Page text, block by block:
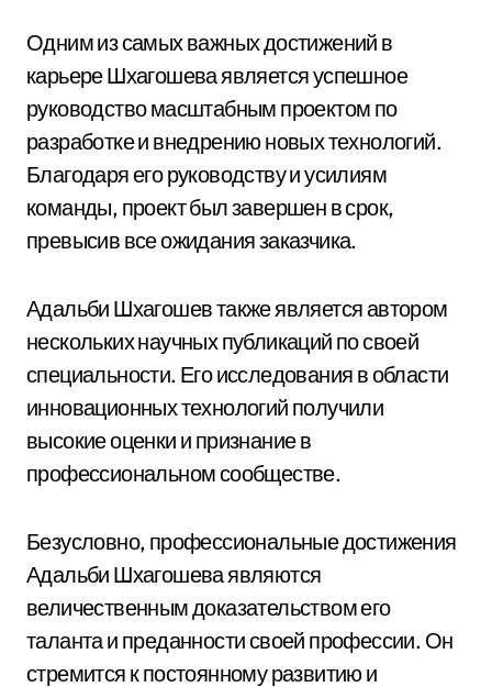
Одним из самых важных достижений в
карьере Шхагошева является успешное
руководство масштабным проектом по
разработке и внедрению новых технологий.
Благодаря его руководству и усилиям
команды, проект был завершен в срок,
превысив все ожидания заказчика.
Адальби Шхагошев также является автором
нескольких научных публикаций по своей
специальности. Его исследования в области
инновационных технологий получили
высокие оценки и признание в
профессиональном сообществе.
Безусловно, профессиональные достижения
Адальби Шхагошева являются
величественным доказательством его
таланта и преданности своей профессии. Он
стремится к постоянному развитию и